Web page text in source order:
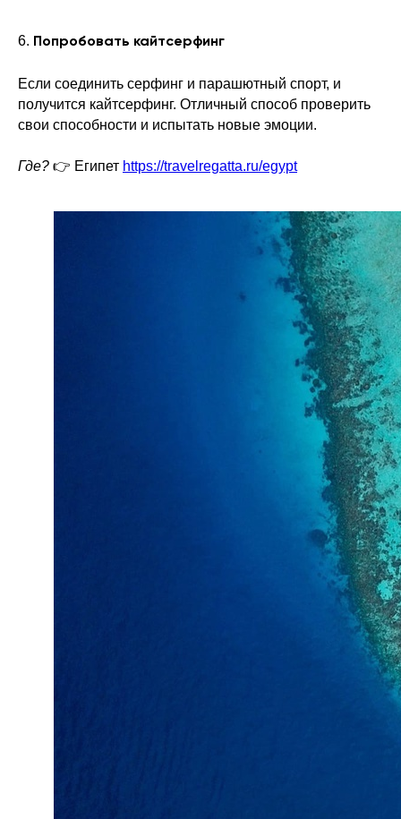
6. Попробовать кайтсерфинг
Если соединить серфинг и парашютный спорт, и
получится кайтсерфинг. Отличный способ проверить
свои способности и испытать новые эмоции.
Где? 👉 Египет https://travelregatta.ru/egypt